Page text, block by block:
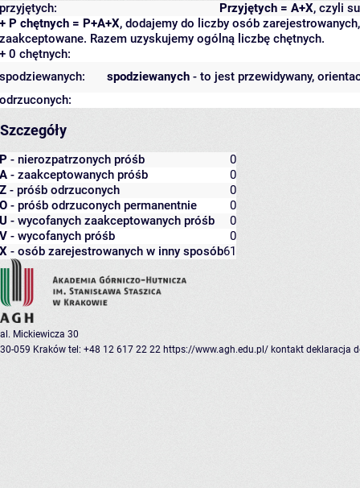
Przyjętych = A+X, czyli
przyjętych:
+ P chętnych = P+A+X, dodajemy do liczby osób
zaakceptowane. Razem uzyskujemy ogólną liczbę chętnych.
+ 0 chętnych:
spodziewanych - to jest przewidywany,
spodziewanych:
odrzuconych:
Szczegóły
P - nierozpatrzonych próśb
0
A - zaakceptowanych próśb
0
Z - próśb odrzuconych
0
O - próśb odrzuconych permanentnie
0
U - wycofanych zaakceptowanych próśb
0
V - wycofanych próśb
0
X - osób zarejestrowanych w inny sposób61
al. Mickiewicza 30
30-059 Kraków tel: +48 12 617 22 22 https://www.agh.edu.pl/ kontakt deklaracja